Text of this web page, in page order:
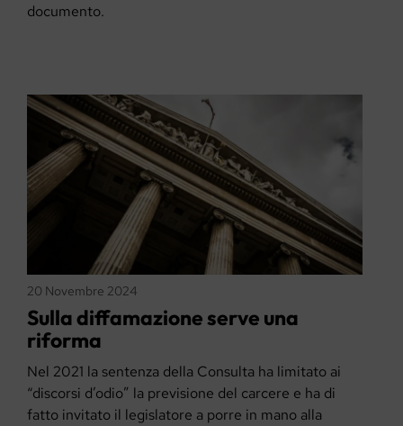
documento.
20 Novembre 2024
Sulla diffamazione serve una
riforma
Nel 2021 la sentenza della Consulta ha limitato ai
“discorsi d’odio” la previsione del carcere e ha di
fatto invitato il legislatore a porre in mano alla